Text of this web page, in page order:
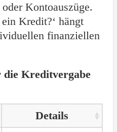
Kontoauszüge.
Kredit?‘ hängt
finanziellen
die Kreditvergabe
Details